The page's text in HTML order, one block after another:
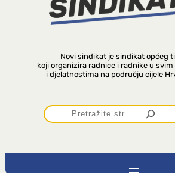
Novi sindikat je sindikat općeg
koji organizira radnice i radnike u
i djelatnostima na području cijele
P
r